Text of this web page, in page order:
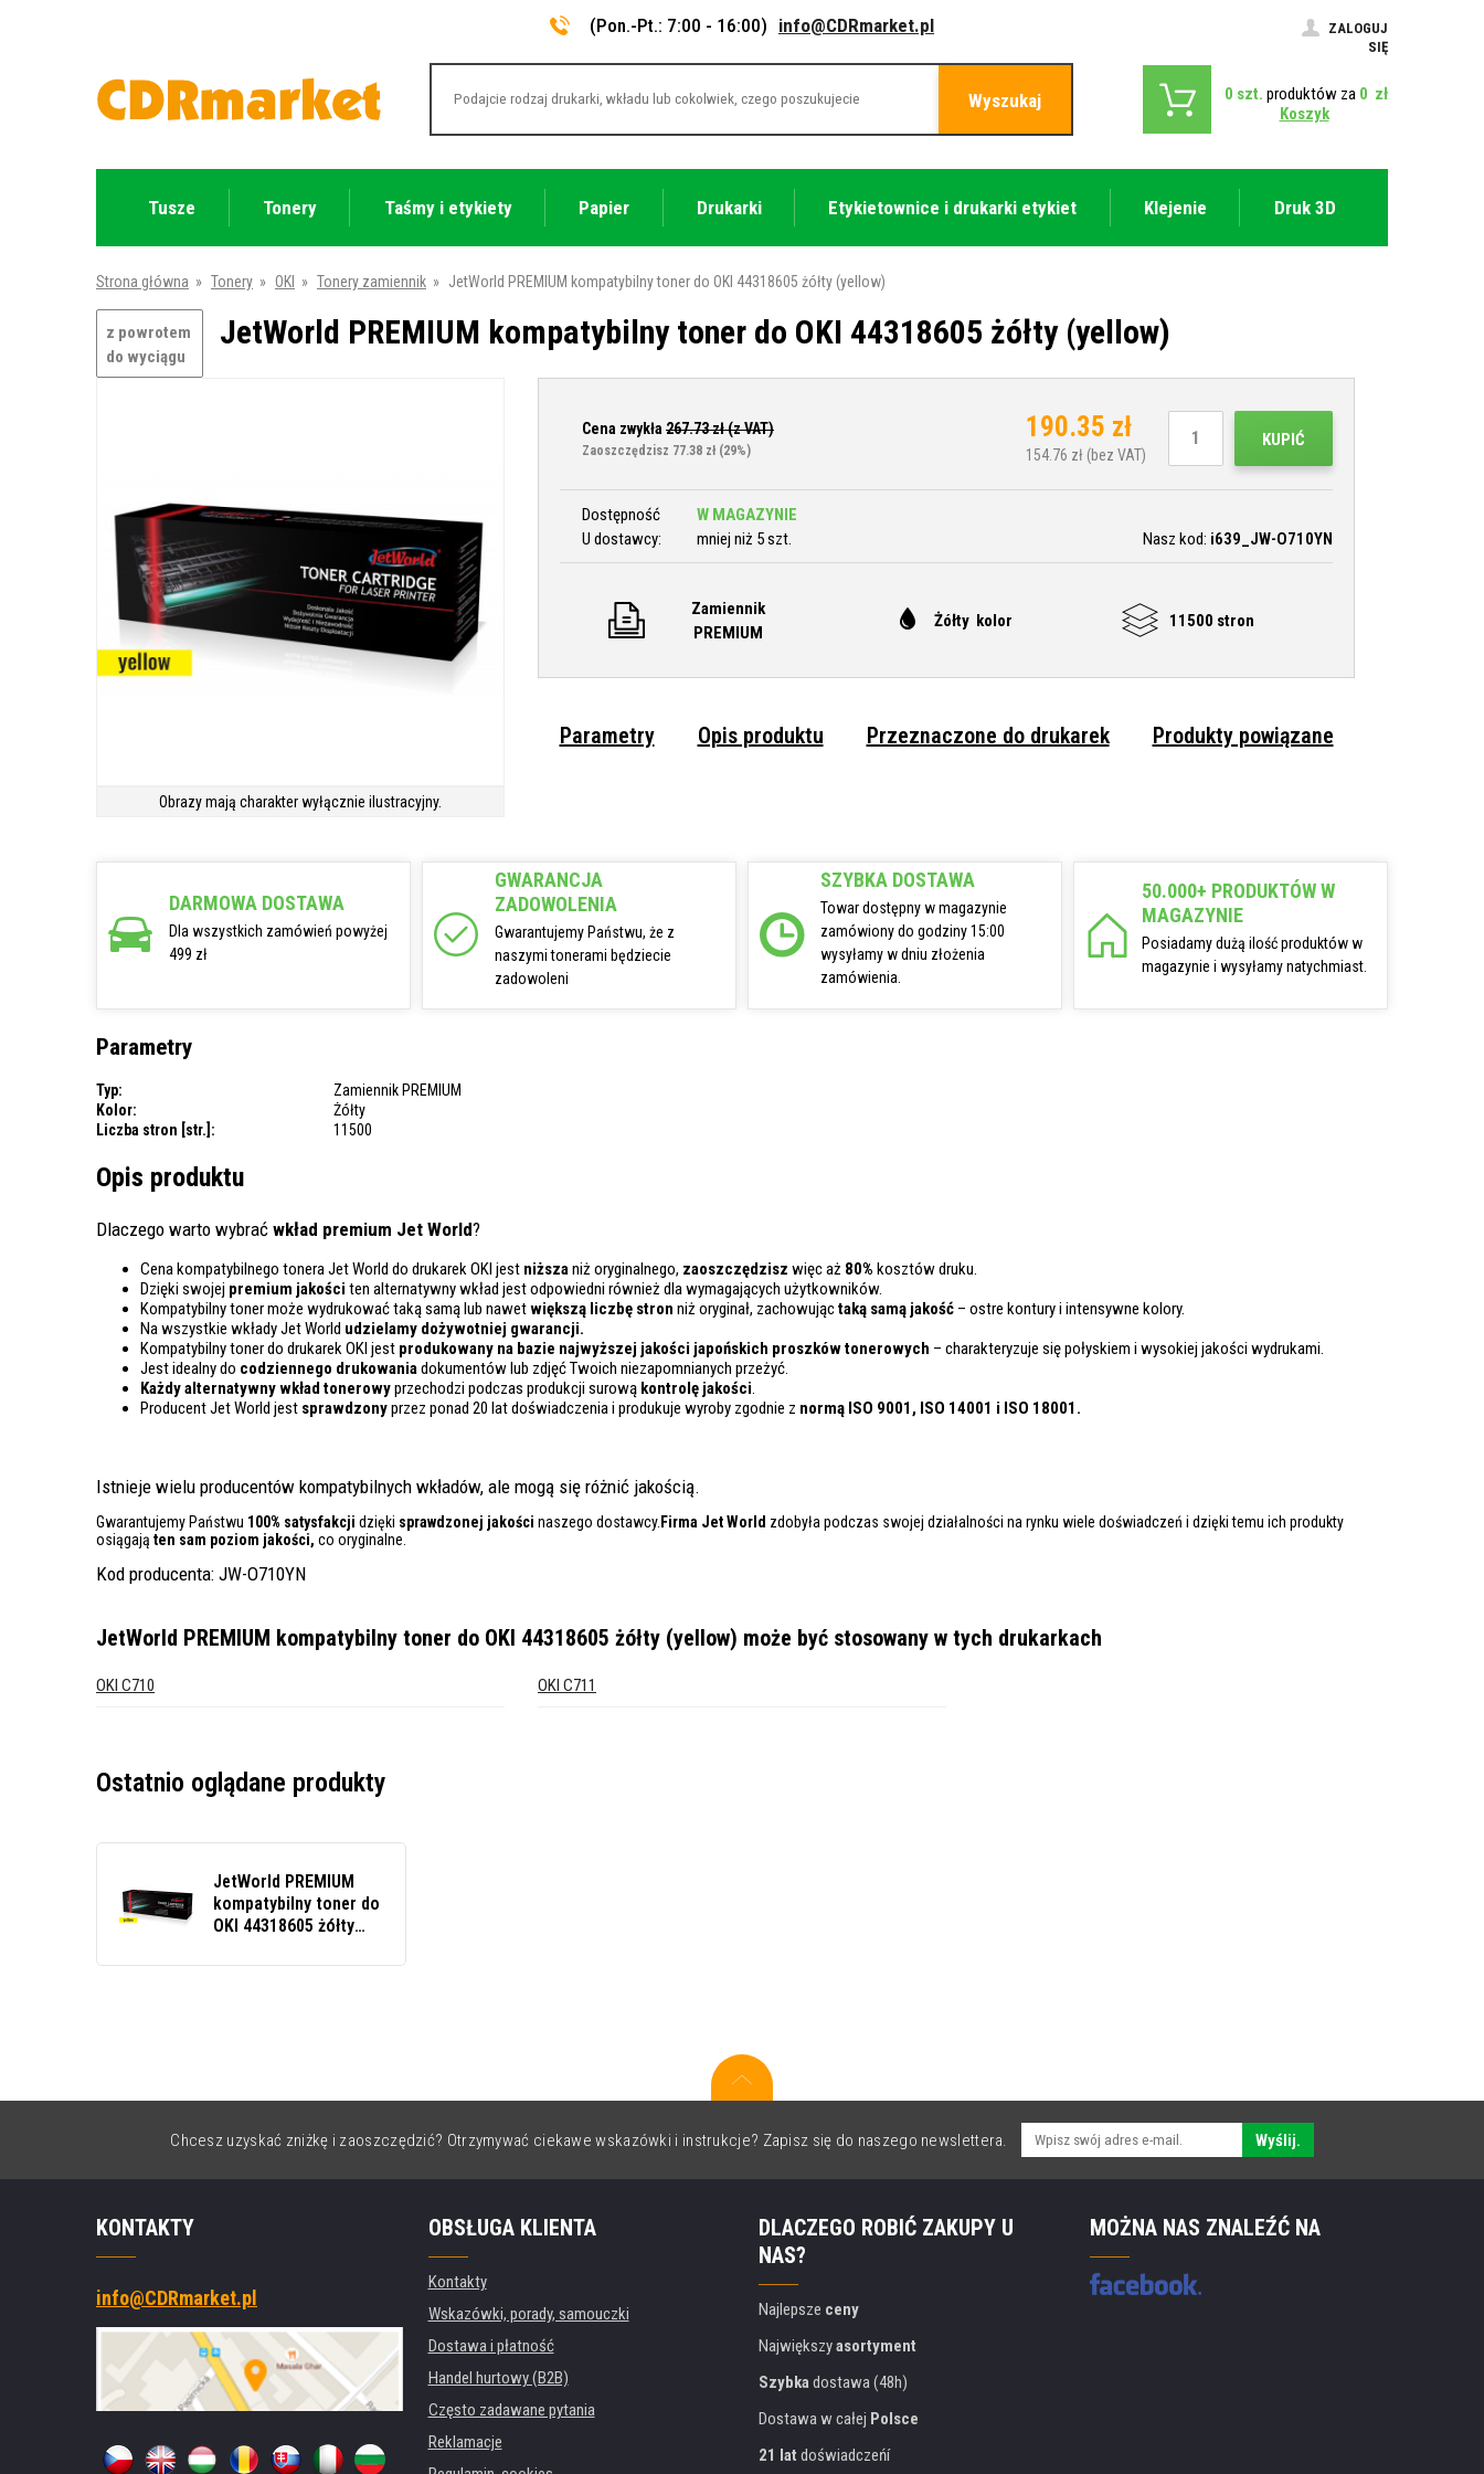
(Pon.-Pt.: 7:00 - 16:00) info@CDRmarket.pl
ZALOGUJ
SIĘ
Wyszukaj 0 szt. produktów za 0 zł
Koszyk
Tusze Tonery Taśmy i etykiety Papier Drukarki Etykietownice i drukarki etykiet Klejenie Druk 3D
Strona główna » Tonery » OKI » Tonery zamiennik » JetWorld PREMIUM kompatybilny toner do OKI 44318605 żółty (yellow)
z powrotem
do wyciągu
JetWorld PREMIUM kompatybilny toner do OKI 44318605 żółty (yellow)
Obrazy mają charakter wyłącznie ilustracyjny.
Cena zwykła 267.73zł (z VAT)
Zaoszczędzisz 77.38 zł (29%)
190.35 zł
154.76 zł (bez VAT)
KUPIĆ
Dostępność
W MAGAZYNIE
U dostawcy:
mniej niż 5 szt. Nasz kod: i639_JW-O710YN
Zamiennik
PREMIUM
Żółty kolor 11500 stron
Parametry Opis produktu Przeznaczone do drukarek Produkty powiązane
DARMOWA DOSTAWA
Dla wszystkich zamówień powyżej
499 zł
GWARANCJA
ZADOWOLENIA
Gwarantujemy Państwu, że z
naszymi tonerami będziecie
zadowoleni
SZYBKA DOSTAWA
Towar dostępny w magazynie
zamówiony do godziny 15:00
wysyłamy w dniu złożenia
zamówienia.
50.000+ PRODUKTÓW W
MAGAZYNIE
Posiadamy dużą ilość produktów w
magazynie i wysyłamy natychmiast.
Parametry
Typ:
Zamiennik PREMIUM
Kolor:
Żółty
Liczba stron [str.]:
11500
Opis produktu
Dlaczego warto wybrać wkład premium Jet World?
Cena kompatybilnego tonera Jet World do drukarek OKI jest niższaniż oryginalnego, zaoszczędzisz więc aż 80% kosztów druku.
Dzięki swojej premium jakości ten alternatywny wkład jest odpowiedni również dla wymagających użytkowników.
Kompatybilny toner może wydrukować taką samą lub nawetwiększą liczbę stron niż oryginał, zachowująctaką samą jakość – ostre kontury i intensywne kolory.
Na wszystkie wkłady Jet World udzielamy dożywotniej gwarancji.
Kompatybilny toner do drukarek OKI jest produkowany na bazie najwyższej jakości japońskich proszków tonerowych – charakteryzuje się połyskiem i wysokiej jakości wydrukami.
Jest idealny do codziennego drukowaniadokumentów lub zdjęć Twoich niezapomnianych przeżyć.
Każdy alternatywny wkład tonerowyprzechodzi podczas produkcji surową kontrolę jakości.
Producent Jet World jest sprawdzonyprzez ponad 20 lat doświadczenia i produkuje wyroby zgodnie z normą ISO 9001, ISO 14001 i ISO 18001.
Istnieje wielu producentów kompatybilnych wkładów, ale mogą się różnić jakością.
Gwarantujemy Państwu 100% satysfakcji dzięki sprawdzonej jakości naszego dostawcy. Firma Jet World zdobyła podczas swojej działalności na rynku wiele doświadczeń i dzięki temu ich produkty
osiągają ten sam poziom jakości, co oryginalne.
Kod producenta: JW-O710YN
JetWorld PREMIUM kompatybilny toner do OKI 44318605 żółty (yellow) może być stosowany w tych drukarkach
OKI C710 OKI C711
Ostatnio oglądane produkty
JetWorld PREMIUM
kompatybilny toner do
OKI 44318605 żółty
Chcesz uzyskać zniżkę i zaoszczędzić? Otrzymywać ciekawe wskazówki i instrukcje? Zapisz się do naszego newslettera. Wyślij.
KONTAKTY
info@CDRmarket.pl
OBSŁUGA KLIENTA
Kontakty
Wskazówki, porady, samouczki
Dostawa i płatność
Handel hurtowy (B2B)
Często zadawane pytania
Reklamacje
DLACZEGO ROBIĆ ZAKUPY U
NAS?
Najlepsze ceny
Największyasortyment
Szybkadostawa (48h)
Dostawa w całej Polsce
21 lat doświadczeńí
MOŻNA NAS ZNALEŹĆ NA